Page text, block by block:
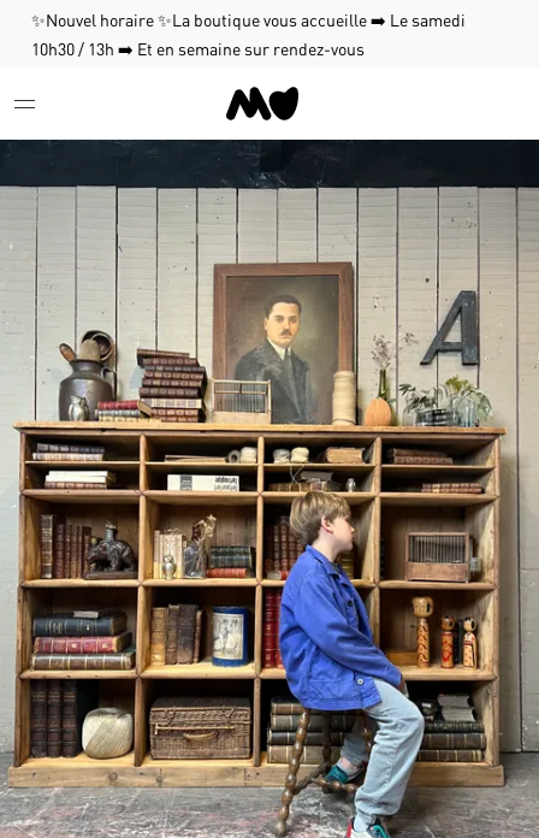
✨Nouvel horaire ✨La boutique vous accueille ➡️ Le samedi
10h30 / 13h ➡️ Et en semaine sur rendez-vous